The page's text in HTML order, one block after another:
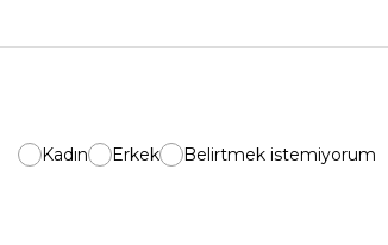
Kadın Erkek Belirtmek istemiyorum